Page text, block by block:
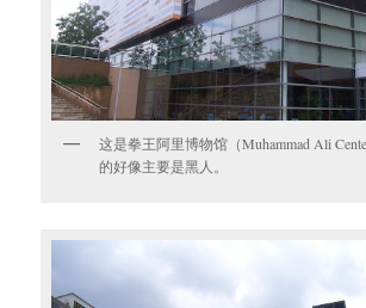
这是拳王阿里博物馆（Muhammad Ali
的好像主要是黑人。